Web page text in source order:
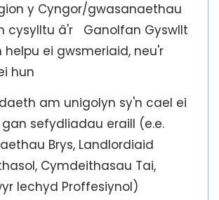
y Cyngor/gwasanaethau
cysylltu â'r Ganolfan Gyswllt
helpu ei gwsmeriaid, neu'r
hun
am unigolyn sy'n cael ei
sefydliadau eraill (e.e.
Brys, Landlordiaid
Cymdeithasau Tai,
Iechyd Proffesiynol)